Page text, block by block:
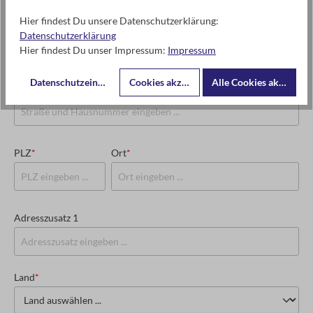
USt-IdNr. oder Steuernummer
Straße und Hausnummer
PLZ* Ort*
Adresszusatz 1
Land*
Hier findest Du unsere Datenschutzerklärung:
Datenschutzerklärung
Hier findest Du unser Impressum: Impressum
DatenschutzeinstellungenCookies akzeptierenAlle Cookies